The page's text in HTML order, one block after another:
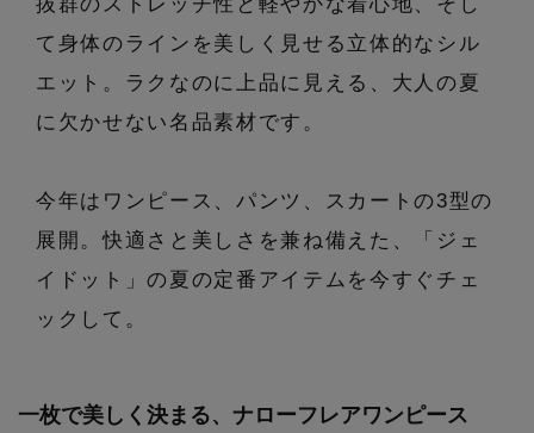
『ELLE』最新号掲載
【ジュエリー】シルバーでクールに
ジャケット
ニット
コート
フラットシューズ
レインシューズ
ブーツ
トートバッグ
ハンドバッグ
財布・小物
ボディバッグ・ウェストポーチ
ボストンバッグ
帽子・イヤーマフ
ヘアアクセサリー
ベルト
グローブ
ピアス・イヤリング
リング
コサージュ・ブローチ
ランジェリー
スポーツ
すべてのスポーツ
シューズ
抜群のストレッチ性と軽やかな着心地、そし
て身体のラインを美しく見せる立体的なシル
エット。ラクなのに上品に見える、大人の夏
に欠かせない名品素材です。
今年はワンピース、パンツ、スカートの3型の
展開。快適さと美しさを兼ね備えた、「ジェ
イドット」の夏の定番アイテムを今すぐチェ
ックして。
一枚で美しく決まる、ナローフレアワンピース